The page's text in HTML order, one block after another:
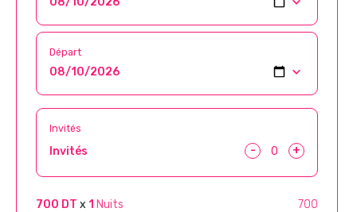
Départ
Invités
Invités - +
700 DT x 1 Nuits 700